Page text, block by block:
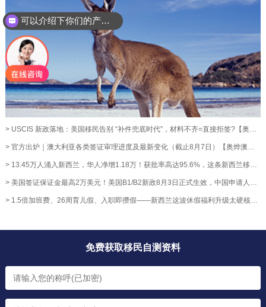
> USCIS 新政落地：美国移民告别 “补件兜底时代”，材料不齐=直接拒签?【奥烨移民资讯】
> 官方出炉｜澳大利亚各类签证审理进度及最新变化（截止8月7日）【奥烨澳洲移民资讯】
> 13.45万人涌入新西兰，华人净增1.18万！获批率高达95.6%，这条新西兰移民通道藏不住了！【奥烨移民资讯】
> 美国签证保证金最高2万美元！美国B1/B2新政8月3日正式生效，中国申请人暂不受影响【奥烨移民资讯】
> 1.5倍加班费、26周育儿假、入职即攒假——新西兰这波休假福利升级太硬核！【奥烨移民资讯】
免费获取移民自测资料
可以介绍下你们的产品么？